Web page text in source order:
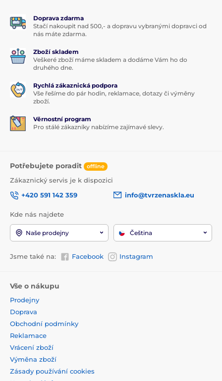
Doprava zdarma
Stačí nakoupit nad 500,- a dopravu vybranými dopravci od
nás máte zdarma.
Zboží skladem
Veškeré zboží máme skladem a dodáme Vám ho do
druhého dne.
Rychlá zákaznická podpora
Vše řešíme do pár hodin, reklamace, dotazy či výměny
zboží.
Věrnostní program
Pro stálé zákazníky nabízíme zajímavé slevy.
Potřebujete poradit offline
Zákaznický servis je k dispozici
+420 591 142 359
info@tvrzenaskla.eu
Kde nás najdete
Naše prodejny Čeština
Jsme také na: Facebook Instagram
Vše o nákupu
Prodejny
Doprava
Obchodní podmínky
Reklamace
Vrácení zboží
Výměna zboží
Zásady používání cookies